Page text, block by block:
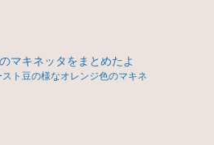
マキネッタをまとめたよ
ト豆の様なオレンジ色のマキネ